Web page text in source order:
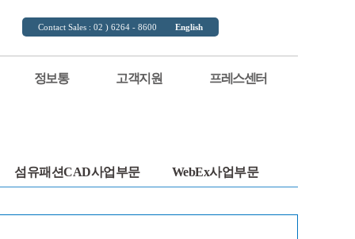
Contact Sales : 02 ) 6264 - 8600 English
정보통 고객지원 프레스센터
섬유패션CAD사업부문 WebEx사업부문